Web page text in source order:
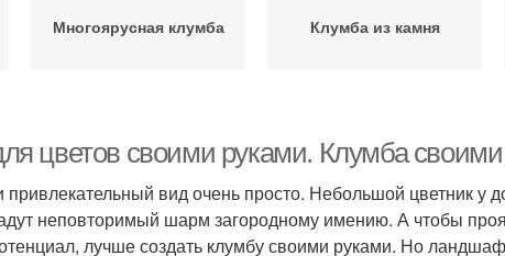
Многоярусная клумба Клумба из камня
цветов своими руками. Клумба
вид очень просто. Небольшой цветник у
неповторимый шарм загородному имению. А чтобы
лучше создать клумбу своими руками. Но